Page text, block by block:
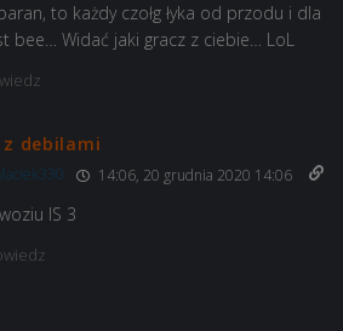
to każdy czołg łyka od przodu i dla
bee… Widać jaki gracz z ciebie… LoL
z debilami
14:06, 20 grudnia 2020 14:06
IS 3